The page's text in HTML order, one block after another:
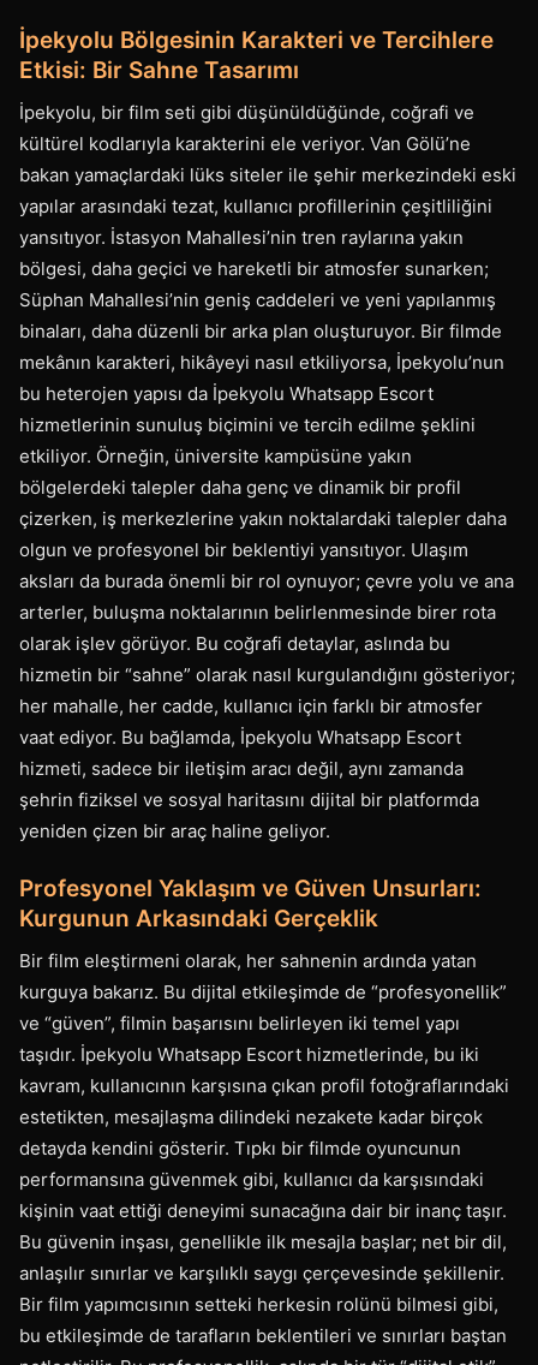
İpekyolu Bölgesinin Karakteri ve Tercihlere
Etkisi: Bir Sahne Tasarımı
İpekyolu, bir film seti gibi düşünüldüğünde, coğrafi ve
kültürel kodlarıyla karakterini ele veriyor. Van Gölü’ne
bakan yamaçlardaki lüks siteler ile şehir merkezindeki eski
yapılar arasındaki tezat, kullanıcı profillerinin çeşitliliğini
yansıtıyor. İstasyon Mahallesi’nin tren raylarına yakın
bölgesi, daha geçici ve hareketli bir atmosfer sunarken;
Süphan Mahallesi’nin geniş caddeleri ve yeni yapılanmış
binaları, daha düzenli bir arka plan oluşturuyor. Bir filmde
mekânın karakteri, hikâyeyi nasıl etkiliyorsa, İpekyolu’nun
bu heterojen yapısı da İpekyolu Whatsapp Escort
hizmetlerinin sunuluş biçimini ve tercih edilme şeklini
etkiliyor. Örneğin, üniversite kampüsüne yakın
bölgelerdeki talepler daha genç ve dinamik bir profil
çizerken, iş merkezlerine yakın noktalardaki talepler daha
olgun ve profesyonel bir beklentiyi yansıtıyor. Ulaşım
aksları da burada önemli bir rol oynuyor; çevre yolu ve ana
arterler, buluşma noktalarının belirlenmesinde birer rota
olarak işlev görüyor. Bu coğrafi detaylar, aslında bu
hizmetin bir “sahne” olarak nasıl kurgulandığını gösteriyor;
her mahalle, her cadde, kullanıcı için farklı bir atmosfer
vaat ediyor. Bu bağlamda, İpekyolu Whatsapp Escort
hizmeti, sadece bir iletişim aracı değil, aynı zamanda
şehrin fiziksel ve sosyal haritasını dijital bir platformda
yeniden çizen bir araç haline geliyor.
Profesyonel Yaklaşım ve Güven Unsurları:
Kurgunun Arkasındaki Gerçeklik
Bir film eleştirmeni olarak, her sahnenin ardında yatan
kurguya bakarız. Bu dijital etkileşimde de “profesyonellik”
ve “güven”, filmin başarısını belirleyen iki temel yapı
taşıdır. İpekyolu Whatsapp Escort hizmetlerinde, bu iki
kavram, kullanıcının karşısına çıkan profil fotoğraflarındaki
estetikten, mesajlaşma dilindeki nezakete kadar birçok
detayda kendini gösterir. Tıpkı bir filmde oyuncunun
performansına güvenmek gibi, kullanıcı da karşısındaki
kişinin vaat ettiği deneyimi sunacağına dair bir inanç taşır.
Bu güvenin inşası, genellikle ilk mesajla başlar; net bir dil,
anlaşılır sınırlar ve karşılıklı saygı çerçevesinde şekillenir.
Bir film yapımcısının setteki herkesin rolünü bilmesi gibi,
bu etkileşimde de tarafların beklentileri ve sınırları baştan